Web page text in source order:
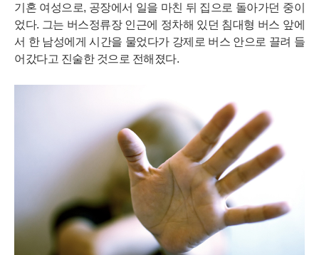
기혼 여성으로, 공장에서 일을 마친 뒤 집으로 돌아가던 중이
었다. 그는 버스정류장 인근에 정차해 있던 침대형 버스 앞에
서 한 남성에게 시간을 물었다가 강제로 버스 안으로 끌려 들
어갔다고 진술한 것으로 전해졌다.